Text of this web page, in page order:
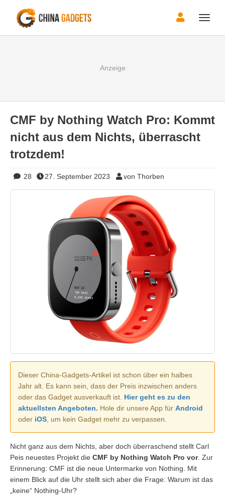
Toggle
CMF by Nothing Watch Pro: Kommt
nicht aus dem Nichts, überrascht
trotzdem!
28 27. September 2023 von Thorben
Dieser China-Gadgets-Artikel ist schon über ein halbes
Jahr alt. Es kann sein, dass der Preis inzwischen anders
oder das Gadget ausverkauft ist. Hier geht es zu den
aktuellsten Angeboten. Hole dir unsere App für Android
oder iOS , um kein Gadget mehr zu verpassen.
Nicht ganz aus dem Nichts, aber doch überraschend stellt Carl
Peis neuestes Projekt die CMF by Nothing Watch Pro vor. Zur
Erinnerung: CMF ist die neue Untermarke von Nothing. Mit
einem Blick auf die Uhr stellt sich aber die Frage: Warum ist das
„keine“ Nothing-Uhr?